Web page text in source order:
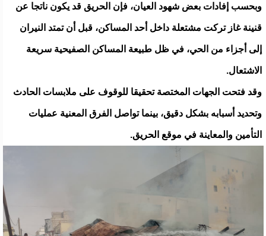
وبحسب إفادات بعض شهود العيان، فإن الحريق قد يكون ناتجا عن
قنينة غاز تركت مشتعلة داخل أحد المساكن، قبل أن تمتد النيران
إلى أجزاء من الحي، في ظل طبيعة المساكن الصفيحية سريعة
الاشتعال.
وقد فتحت الجهات المختصة تحقيقا للوقوف على ملابسات الحادث
وتحديد أسبابه بشكل دقيق، بينما تواصل الفرق المعنية عمليات
التأمين والمعاينة في موقع الحريق.